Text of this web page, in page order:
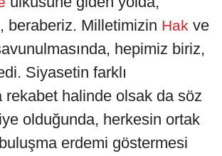
beraberiz. Milletimizin Hak ve
hepimiz biriz,
Siyasetin farklı
rekabet halinde olsak da söz
olduğunda, herkesin ortak
erdemi göstermesi